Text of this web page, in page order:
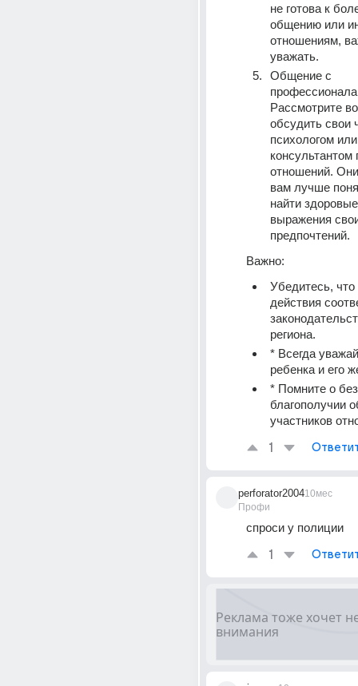
не готова к
общению или
отношениям,
уважать.
Общение с
Рассмотрите
обсудить свои
психологом или
консультантом
отношений.
вам лучше
найти
выражения
предпочтений.
Важно:
Убедитесь,
действия
региона.
* Всегда
ребенка и его
* Помните о
благополучии
участников
1
perforator2004
Профи
10мес
спроси у полиции
1